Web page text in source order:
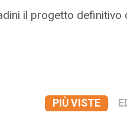
il progetto definitivo
PIÙ VISTE